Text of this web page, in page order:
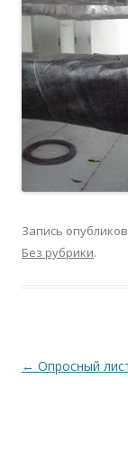
Запись
Без рубрики.
Навигация
← Опросный